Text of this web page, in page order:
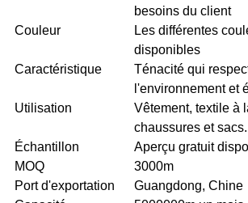
besoins du client
Couleur
Les différentes
disponibles
Caractéristique
Ténacité qui
l'environnement et
Utilisation
Vêtement, textile à
chaussures et sacs.
Échantillon
Aperçu gratuit
MOQ
3000m
Port d'exportation
Guangdong, Chine